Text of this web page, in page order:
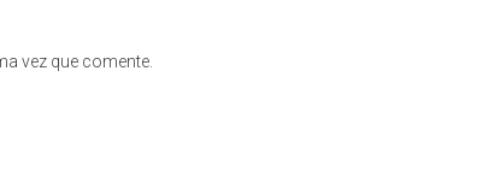
vez que comente.